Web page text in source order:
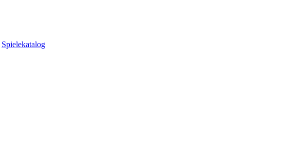
Spielekatalog